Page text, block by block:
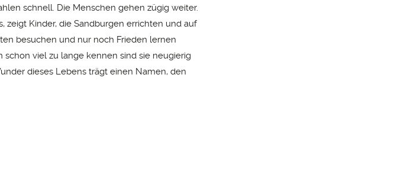
schnell. Die Menschen gehen zügig weiter.
zeigt Kinder, die Sandburgen errichten und auf
besuchen und nur noch Frieden lernen
viel zu lange kennen sind sie neugierig
dieses Lebens trägt einen Namen, den